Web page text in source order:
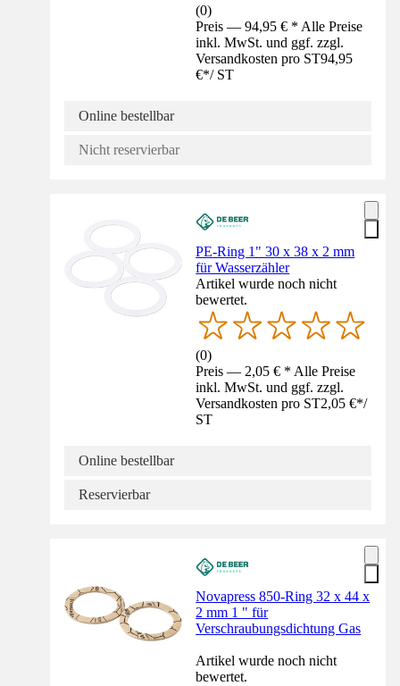
(0)
Preis — 94,95 € * Alle Preise
inkl. MwSt. und ggf. zzgl.
Versandkosten pro ST94,95
€*/ ST
Online bestellbar
Nicht reservierbar
PE-Ring 1" 30 x 38 x 2 mm
für Wasserzähler
Artikel wurde noch nicht
bewertet.
(0)
Preis — 2,05 € * Alle Preise
inkl. MwSt. und ggf. zzgl.
Versandkosten pro ST2,05 €*/
ST
Online bestellbar
Reservierbar
Novapress 850-Ring 32 x 44 x
2 mm 1 " für
Verschraubungsdichtung Gas
Artikel wurde noch nicht
bewertet.